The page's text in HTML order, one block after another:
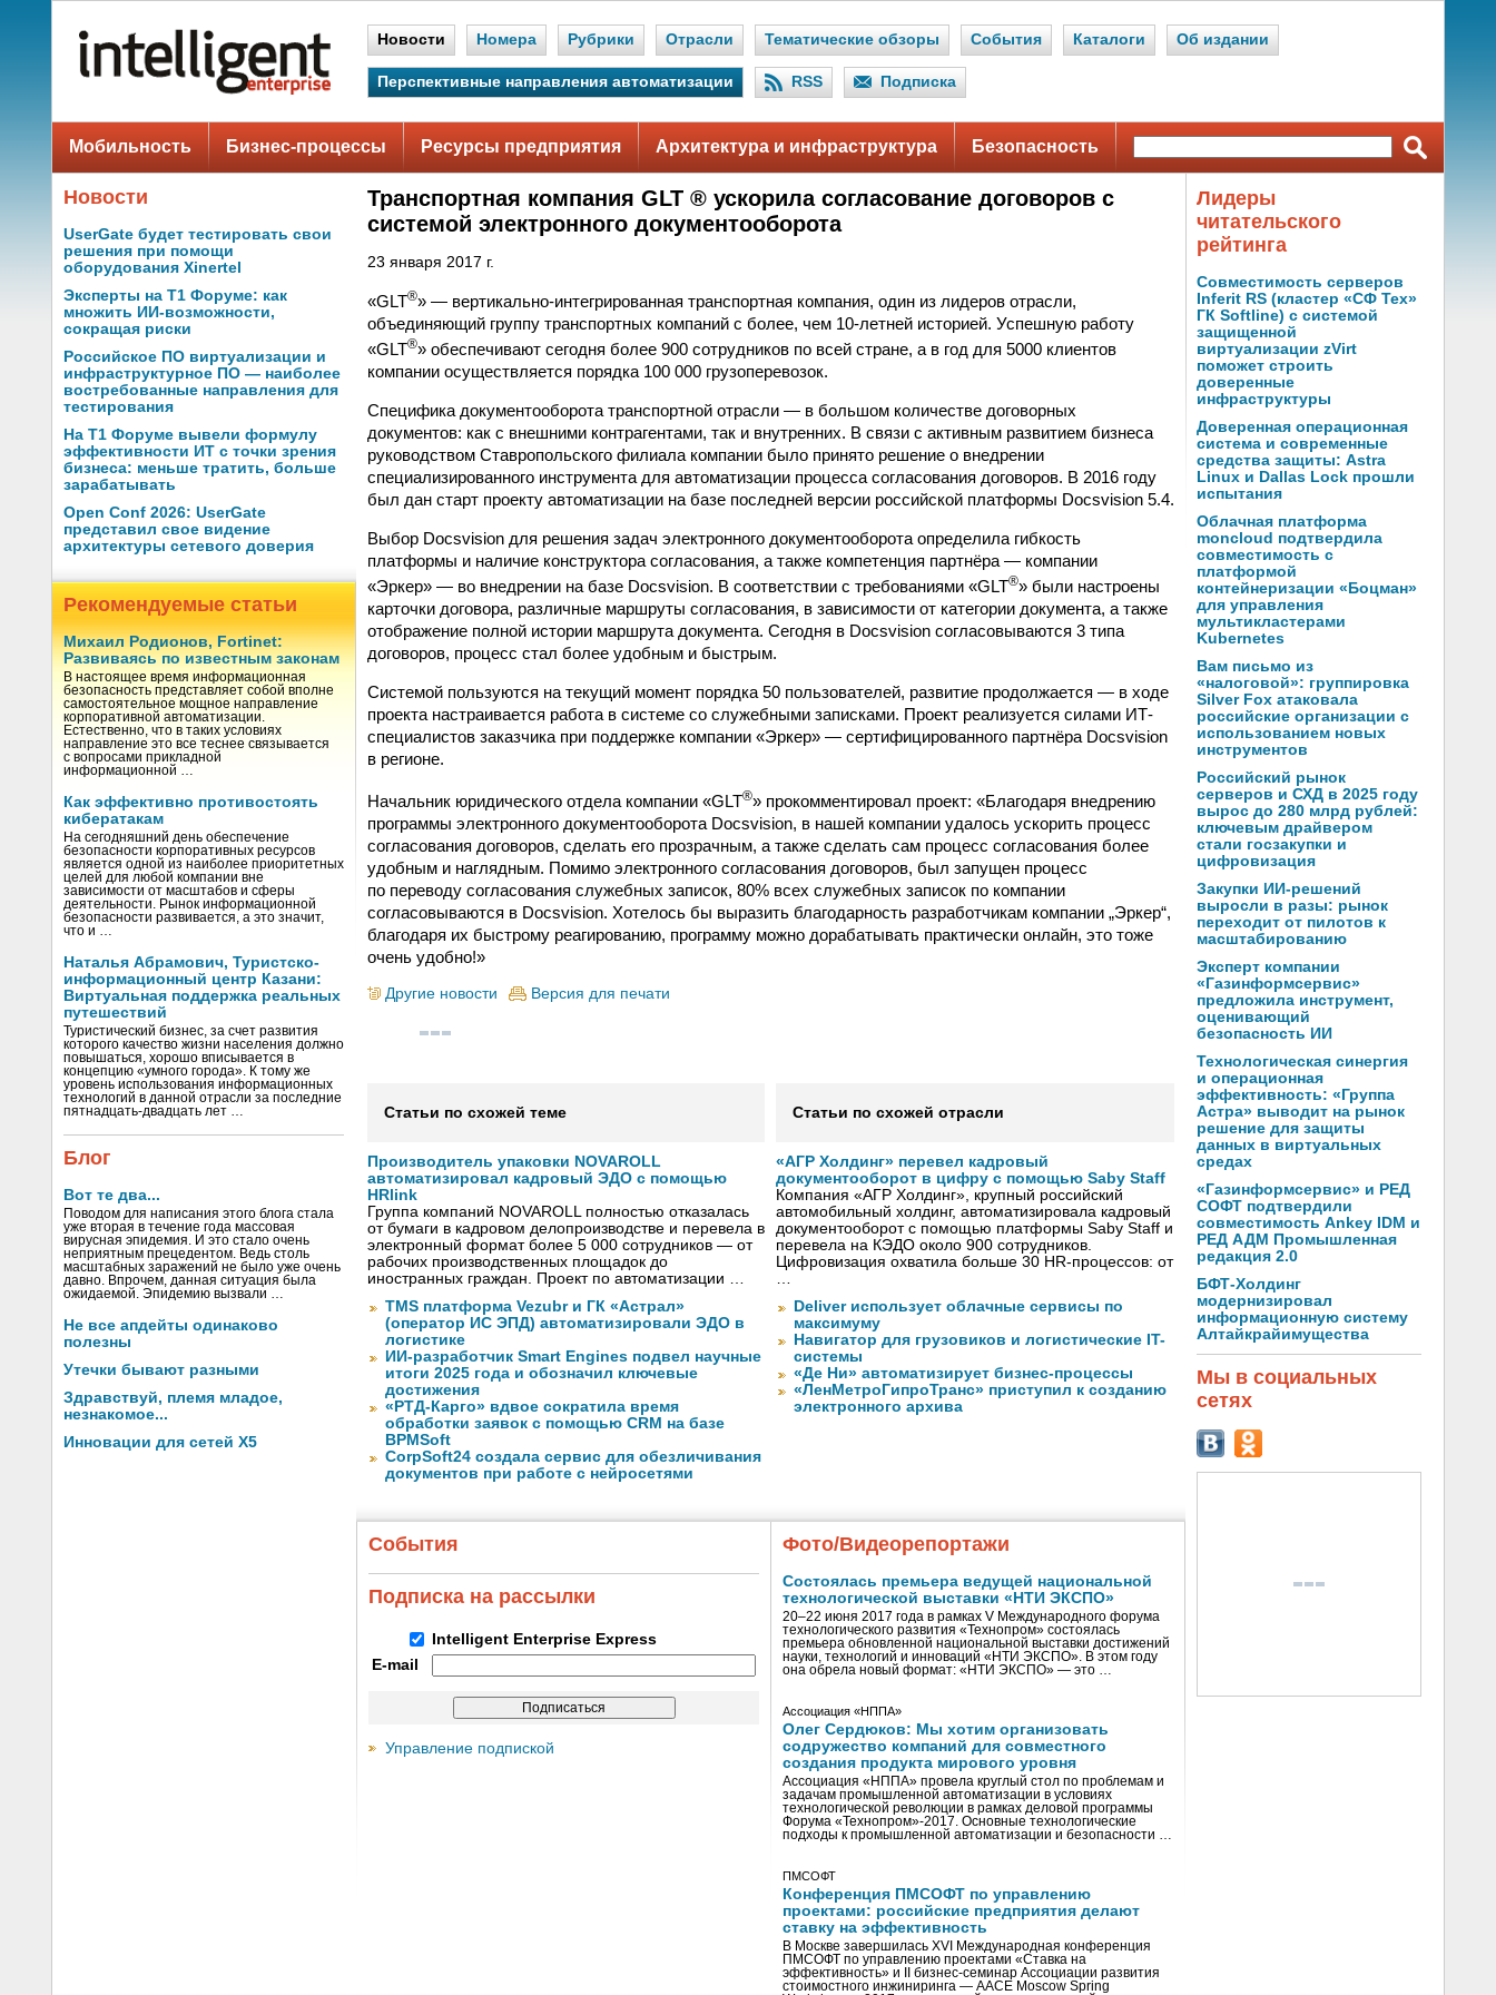
Новости Номера Рубрики Отрасли Тематические обзоры События Каталоги Об издании
Перспективные направления автоматизации RSS Подписка
Мобильность Бизнес-процессы Ресурсы предприятия Архитектура и инфраструктура Безопасность
Новости
UserGate будет тестировать свои
решения при помощи
оборудования Xinertel
Эксперты на Т1 Форуме: как
множить ИИ-возможности,
сокращая риски
Российское ПО виртуализации и
инфраструктурное ПО — наиболее
востребованные направления для
тестирования
На Т1 Форуме вывели формулу
эффективности ИТ с точки зрения
бизнеса: меньше тратить, больше
зарабатывать
Open Conf 2026: UserGate
представил свое видение
архитектуры сетевого доверия
Рекомендуемые статьи
Михаил Родионов, Fortinet:
Развиваясь по известным законам
В настоящее время информационная
безопасность представляет собой вполне
самостоятельное мощное направление
корпоративной автоматизации.
Естественно, что в таких условиях
направление это все теснее связывается
с вопросами прикладной
информационной …
Как эффективно противостоять
кибератакам
На сегодняшний день обеспечение
безопасности корпоративных ресурсов
является одной из наиболее приоритетных
целей для любой компании вне
зависимости от масштабов и сферы
деятельности. Рынок информационной
безопасности развивается, а это значит,
что и …
Наталья Абрамович, Туристско-
информационный центр Казани:
Виртуальная поддержка реальных
путешествий
Туристический бизнес, за счет развития
которого качество жизни населения должно
повышаться, хорошо вписывается в
концепцию «умного города». К тому же
уровень использования информационных
технологий в данной отрасли за последние
пятнадцать-двадцать лет …
Блог
Вот те два...
Поводом для написания этого блога стала
уже вторая в течение года массовая
вирусная эпидемия. И это стало очень
неприятным прецедентом. Ведь столь
масштабных заражений не было уже очень
давно. Впрочем, данная ситуация была
ожидаемой. Эпидемию вызвали …
Не все апдейты одинаково
полезны
Утечки бывают разными
Здравствуй, племя младое,
незнакомое...
Инновации для сетей X5
Транспортная компания GLT ® ускорила согласование договоров с
системой электронного документооборота
23 января 2017 г.
«GLT®» — вертикально-интегрированная транспортная компания, один из лидеров отрасли,
объединяющий группу транспортных компаний с более, чем 10-летней историей. Успешную работу
«GLT®» обеспечивают сегодня более 900 сотрудников по всей стране, а в год для 5000 клиентов
компании осуществляется порядка 100 000 грузоперевозок.
Специфика документооборота транспортной отрасли — в большом количестве договорных
документов: как с внешними контрагентами, так и внутренних. В связи с активным развитием бизнеса
руководством Ставропольского филиала компании было принято решение о внедрении
специализированного инструмента для автоматизации процесса согласования договоров. В 2016 году
был дан старт проекту автоматизации на базе последней версии российской платформы Docsvision 5.4.
Выбор Docsvision для решения задач электронного документооборота определила гибкость
платформы и наличие конструктора согласования, а также компетенция партнёра — компании
«Эркер» — во внедрении на базе Docsvision. В соответствии с требованиями «GLT®» были настроены
карточки договора, различные маршруты согласования, в зависимости от категории документа, а также
отображение полной истории маршрута документа. Сегодня в Docsvision согласовываются 3 типа
договоров, процесс стал более удобным и быстрым.
Системой пользуются на текущий момент порядка 50 пользователей, развитие продолжается — в ходе
проекта настраивается работа в системе со служебными записками. Проект реализуется силами ИТ-
специалистов заказчика при поддержке компании «Эркер» — сертифицированного партнёра Docsvision
в регионе.
Начальник юридического отдела компании «GLT®» прокомментировал проект: «Благодаря внедрению
программы электронного документооборота Docsvision, в нашей компании удалось ускорить процесс
согласования договоров, сделать его прозрачным, а также сделать сам процесс согласования более
удобным и наглядным. Помимо электронного согласования договоров, был запущен процесс
по переводу согласования служебных записок, 80% всех служебных записок по компании
согласовываются в Docsvision. Хотелось бы выразить благодарность разработчикам компании „Эркер“,
благодаря их быстрому реагированию, программу можно дорабатывать практически онлайн, это тоже
очень удобно!»
Другие новости Версия для печати
Статьи по схожей теме
Производитель упаковки NOVAROLL
автоматизировал кадровый ЭДО с помощью
HRlink
Группа компаний NOVAROLL полностью отказалась
от бумаги в кадровом делопроизводстве и перевела в
электронный формат более 5 000 сотрудников — от
рабочих производственных площадок до
иностранных граждан. Проект по автоматизации …
TMS платформа Vezubr и ГК «Астрал»
(оператор ИС ЭПД) автоматизировали ЭДО в
логистике
ИИ-разработчик Smart Engines подвел научные
итоги 2025 года и обозначил ключевые
достижения
«РТД-Карго» вдвое сократила время
обработки заявок с помощью CRM на базе
BPMSoft
CorpSoft24 создала сервис для обезличивания
документов при работе с нейросетями
Статьи по схожей отрасли
«АГР Холдинг» перевел кадровый
документооборот в цифру с помощью Saby Staff
Компания «АГР Холдинг», крупный российский
автомобильный холдинг, автоматизировала кадровый
документооборот с помощью платформы Saby Staff и
перевела на КЭДО около 900 сотрудников.
Цифровизация охватила больше 30 HR-процессов: от
…
Deliver использует облачные сервисы по
максимуму
Навигатор для грузовиков и логистические IT-
системы
«Де Ни» автоматизирует бизнес-процессы
«ЛенМетроГипроТранс» приступил к созданию
электронного архива
События
Подписка на рассылки
Intelligent Enterprise Express
E-mail
Управление подпиской
Фото/Видеорепортажи
Состоялась премьера ведущей национальной
технологической выставки «НТИ ЭКСПО»
20–22 июня 2017 года в рамках V Международного форума
технологического развития «Технопром» состоялась
премьера обновленной национальной выставки достижений
науки, технологий и инноваций «НТИ ЭКСПО». В этом году
она обрела новый формат: «НТИ ЭКСПО» — это …
Ассоциация «НППА»
Олег Сердюков: Мы хотим организовать
содружество компаний для совместного
создания продукта мирового уровня
Ассоциация «НППА» провела круглый стол по проблемам и
задачам промышленной автоматизации в условиях
технологической революции в рамках деловой программы
Форума «Технопром»-2017. Основные технологические
подходы к промышленной автоматизации и безопасности …
ПМСОФТ
Конференция ПМСОФТ по управлению
проектами: российские предприятия делают
ставку на эффективность
В Москве завершилась XVI Международная конференция
ПМСОФТ по управлению проектами «Ставка на
эффективность» и II бизнес-семинар Ассоциации развития
стоимостного инжиниринга — AACE Moscow Spring
Лидеры
читательского
рейтинга
Совместимость серверов
Inferit RS (кластер «СФ Тех»
ГК Softline) с системой
защищенной
виртуализации zVirt
поможет строить
доверенные
инфраструктуры
Доверенная операционная
система и современные
средства защиты: Astra
Linux и Dallas Lock прошли
испытания
Облачная платформа
moncloud подтвердила
совместимость с
платформой
контейнеризации «Боцман»
для управления
мультикластерами
Kubernetes
Вам письмо из
«налоговой»: группировка
Silver Fox атаковала
российские организации с
использованием новых
инструментов
Российский рынок
серверов и СХД в 2025 году
вырос до 280 млрд рублей:
ключевым драйвером
стали госзакупки и
цифровизация
Закупки ИИ-решений
выросли в разы: рынок
переходит от пилотов к
масштабированию
Эксперт компании
«Газинформсервис»
предложила инструмент,
оценивающий
безопасность ИИ
Технологическая синергия
и операционная
эффективность: «Группа
Астра» выводит на рынок
решение для защиты
данных в виртуальных
средах
«Газинформсервис» и РЕД
СОФТ подтвердили
совместимость Ankey IDM и
РЕД АДМ Промышленная
редакция 2.0
БФТ-Холдинг
модернизировал
информационную систему
Алтайкрайимущества
Мы в социальных
сетях